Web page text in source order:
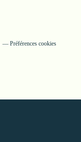
Préférences cookies